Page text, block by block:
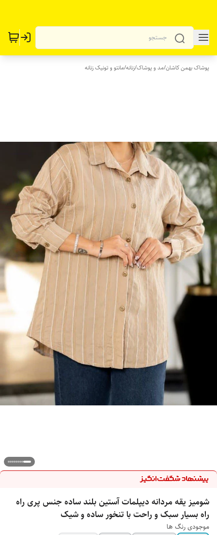
پوشاک بهمن کاشان/مد و پوشاک/زنانه/مانتو و تونیک زنانه
شومیز یقه مردانه دیپلمات آستین بلند ساده جنس پری راه
راه بسیار سبک و راحت با تنخور ساده و شیک
موجودی رنگ ها